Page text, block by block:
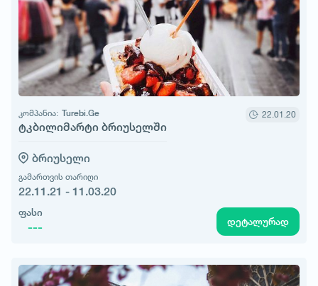
კომპანია: Turebi.Ge
ტკბილიმარტი ბრიუსელში
22.01.20
ბრიუსელი
გამართვის თარიღი
22.11.21 - 11.03.20
ფასი
--- დეტალურად